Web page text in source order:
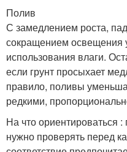
Полив
С замедлением роста,
сокращением
использования влаги.
если грунт просыхает
правило, поливы
редкими,
На что ориентироваться
нужно проверять перед